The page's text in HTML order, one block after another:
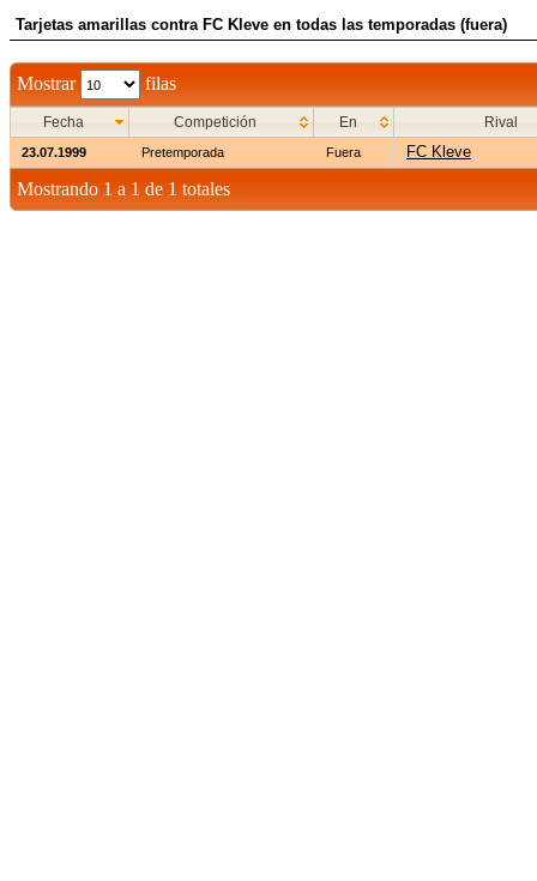
Tarjetas amarillas contra FC Kleve en todas las temporadas (fuera)
Mostrar filas
Fecha Competición En Rival
23.07.1999 Pretemporada Fuera FC Kleve
Mostrando 1 a 1 de 1 totales